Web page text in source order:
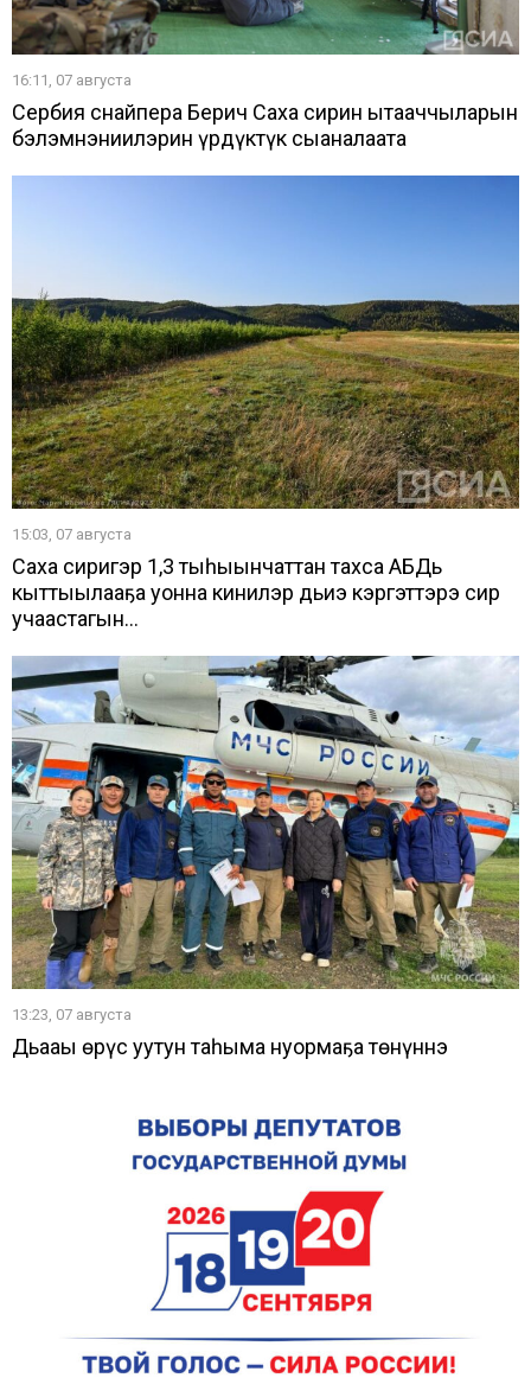
16:11, 07 августа
Сербия снайпера Берич Саха сирин ытааччыларын
бэлэмнэниилэрин үрдүктүк сыаналаата
15:03, 07 августа
Саха сиригэр 1,3 тыһыынчаттан тахса АБДь
кыттыылааҕа уонна кинилэр дьиэ кэргэттэрэ сир
учаастагын...
13:23, 07 августа
Дьааҥы өрүс уутун таһыма нуормаҕа төнүннэ